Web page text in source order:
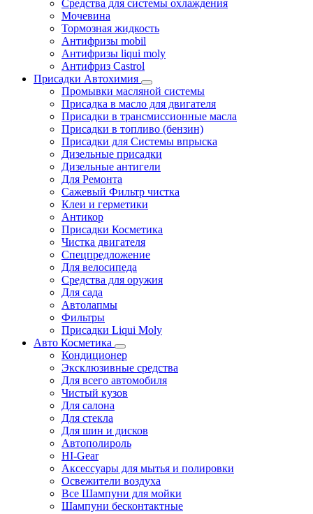
Средства для системы охлаждения
Мочевина
Тормозная жидкость
Антифризы mobil
Антифризы liqui moly
Антифриз Castrol
Присадки Автохимия
Промывки масляной системы
Присадка в масло для двигателя
Присадки в трансмиссионные масла
Присадки в топливо (бензин)
Присадки для Системы впрыска
Дизельные присадки
Дизельные антигели
Для Ремонта
Сажевый Фильтр чистка
Клеи и герметики
Антикор
Присадки Косметика
Чистка двигателя
Спецпредложение
Для велосипеда
Средства для оружия
Для сада
Автолапмы
Фильтры
Присадки Liqui Moly
Авто Косметика
Кондиционер
Эксклюзивные средства
Для всего автомобиля
Чистый кузов
Для салона
Для стекла
Для шин и дисков
Автополироль
HI-Gear
Аксессуары для мытья и полировки
Освежители воздуха
Все Шампуни для мойки
Шампуни бесконтактные